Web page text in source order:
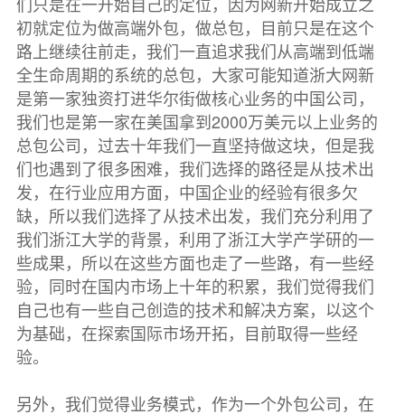
初就定位为做高端外包，做总包，目前只是在这个
路上继续往前走，我们一直追求我们从高端到低端
全生命周期的系统的总包，大家可能知道浙大网新
是第一家独资打进华尔街做核心业务的中国公司，
我们也是第一家在美国拿到2000万美元以上业务的
总包公司，过去十年我们一直坚持做这块，但是我
们也遇到了很多困难，我们选择的路径是从技术出
发，在行业应用方面，中国企业的经验有很多欠
缺，所以我们选择了从技术出发，我们充分利用了
我们浙江大学的背景，利用了浙江大学产学研的一
些成果，所以在这些方面也走了一些路，有一些经
验，同时在国内市场上十年的积累，我们觉得我们
自己也有一些自己创造的技术和解决方案，以这个
为基础，在探索国际市场开拓，目前取得一些经
验。
另外，我们觉得业务模式，作为一个外包公司，在